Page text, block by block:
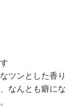
ツンとした香り
なんとも癖にな